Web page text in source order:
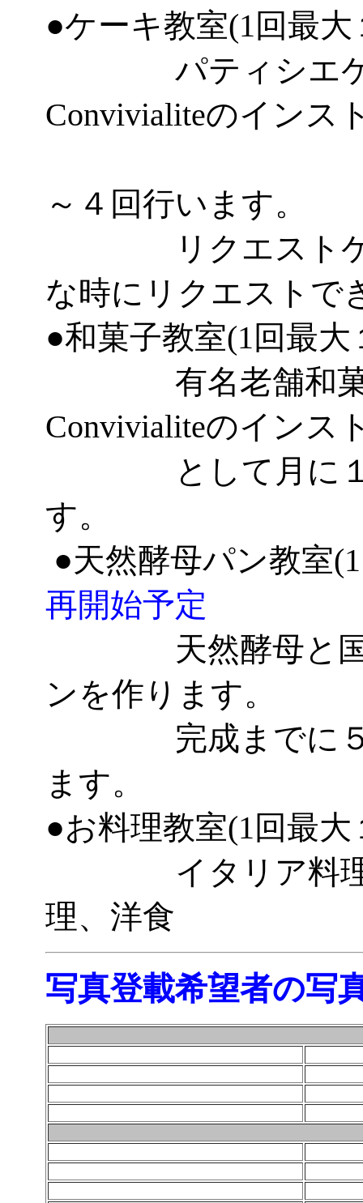
●ケーキ教室(1回最大
パティシエケー
Convivialiteのインス
～４回行います。
リクエストケー
な時にリクエストで
●和菓子教室(1回最大
有名老舗和菓子
Convivialiteのインス
として月に１～
す。
●天然酵母パン教室
再開始予定
天然酵母と国内
ンを作ります。
完成までに５時
ます。
●お料理教室(1回最大
イタリア料理、
理、洋食
写真登載希望者の写